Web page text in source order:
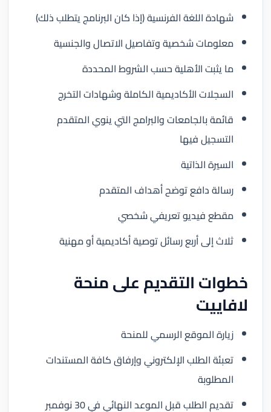
شهادة اللغة الفرنسية (إذا كان البرنامج يتطلب ذلك)
معلومات شخصية وتفاصيل الاتصال والجنسية
ما يثبت الأهلية حسب الشروط المحددة
السجلات الأكاديمية الكاملة وشهادات التخرج
قائمة بالجامعات والبرامج التي ينوي المتقدم
التسجيل فيها
السيرة الذاتية
رسالة دافع توضح أهداف المتقدم
مقطع فيديو تعريفي شخصي
ثلاث إلى أربع رسائل توصية أكاديمية أو مهنية
خطوات التقديم على منحة
لافاييت
زيارة الموقع الرسمي للمنحة
تعبئة الطلب الإلكتروني وإرفاق كافة المستندات
المطلوبة
تقديم الطلب قبل الموعد النهائي في 30 نوفمبر